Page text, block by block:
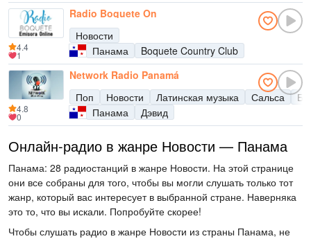
Radio Boquete On
Новости
Панама
Boquete Country Club
4.4
1
Network Radio Panamá
Поп
Новости Латинская музыка Сальса
Панама
Дэвид
4.8
0
Онлайн-радио в жанре Новости — Панама
Панама: 28 радиостанций в жанре Новости. На этой странице
они все собраны для того, чтобы вы могли слушать только тот
жанр, который вас интересует в выбранной стране. Наверняка
это то, что вы искали. Попробуйте скорее!
Чтобы слушать радио в жанре Новости из страны Панама, не